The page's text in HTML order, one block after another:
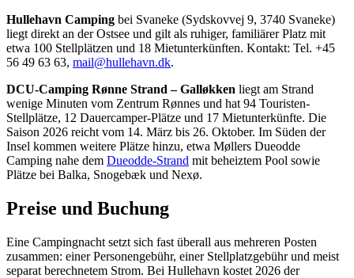
Hullehavn Camping bei Svaneke (Sydskovvej 9, 3740 Svaneke)
liegt direkt an der Ostsee und gilt als ruhiger, familiärer Platz mit
etwa 100 Stellplätzen und 18 Mietunterkünften. Kontakt: Tel. +45
56 49 63 63, mail@hullehavn.dk.
DCU-Camping Rønne Strand – Galløkken liegt am Strand
wenige Minuten vom Zentrum Rønnes und hat 94 Touristen-
Stellplätze, 12 Dauercamper-Plätze und 17 Mietunterkünfte. Die
Saison 2026 reicht vom 14. März bis 26. Oktober. Im Süden der
Insel kommen weitere Plätze hinzu, etwa Møllers Dueodde
Camping nahe dem Dueodde-Strand mit beheiztem Pool sowie
Plätze bei Balka, Snogebæk und Nexø.
Preise und Buchung
Eine Campingnacht setzt sich fast überall aus mehreren Posten
zusammen: einer Personengebühr, einer Stellplatzgebühr und meist
separat berechnetem Strom. Bei Hullehavn kostet 2026 der